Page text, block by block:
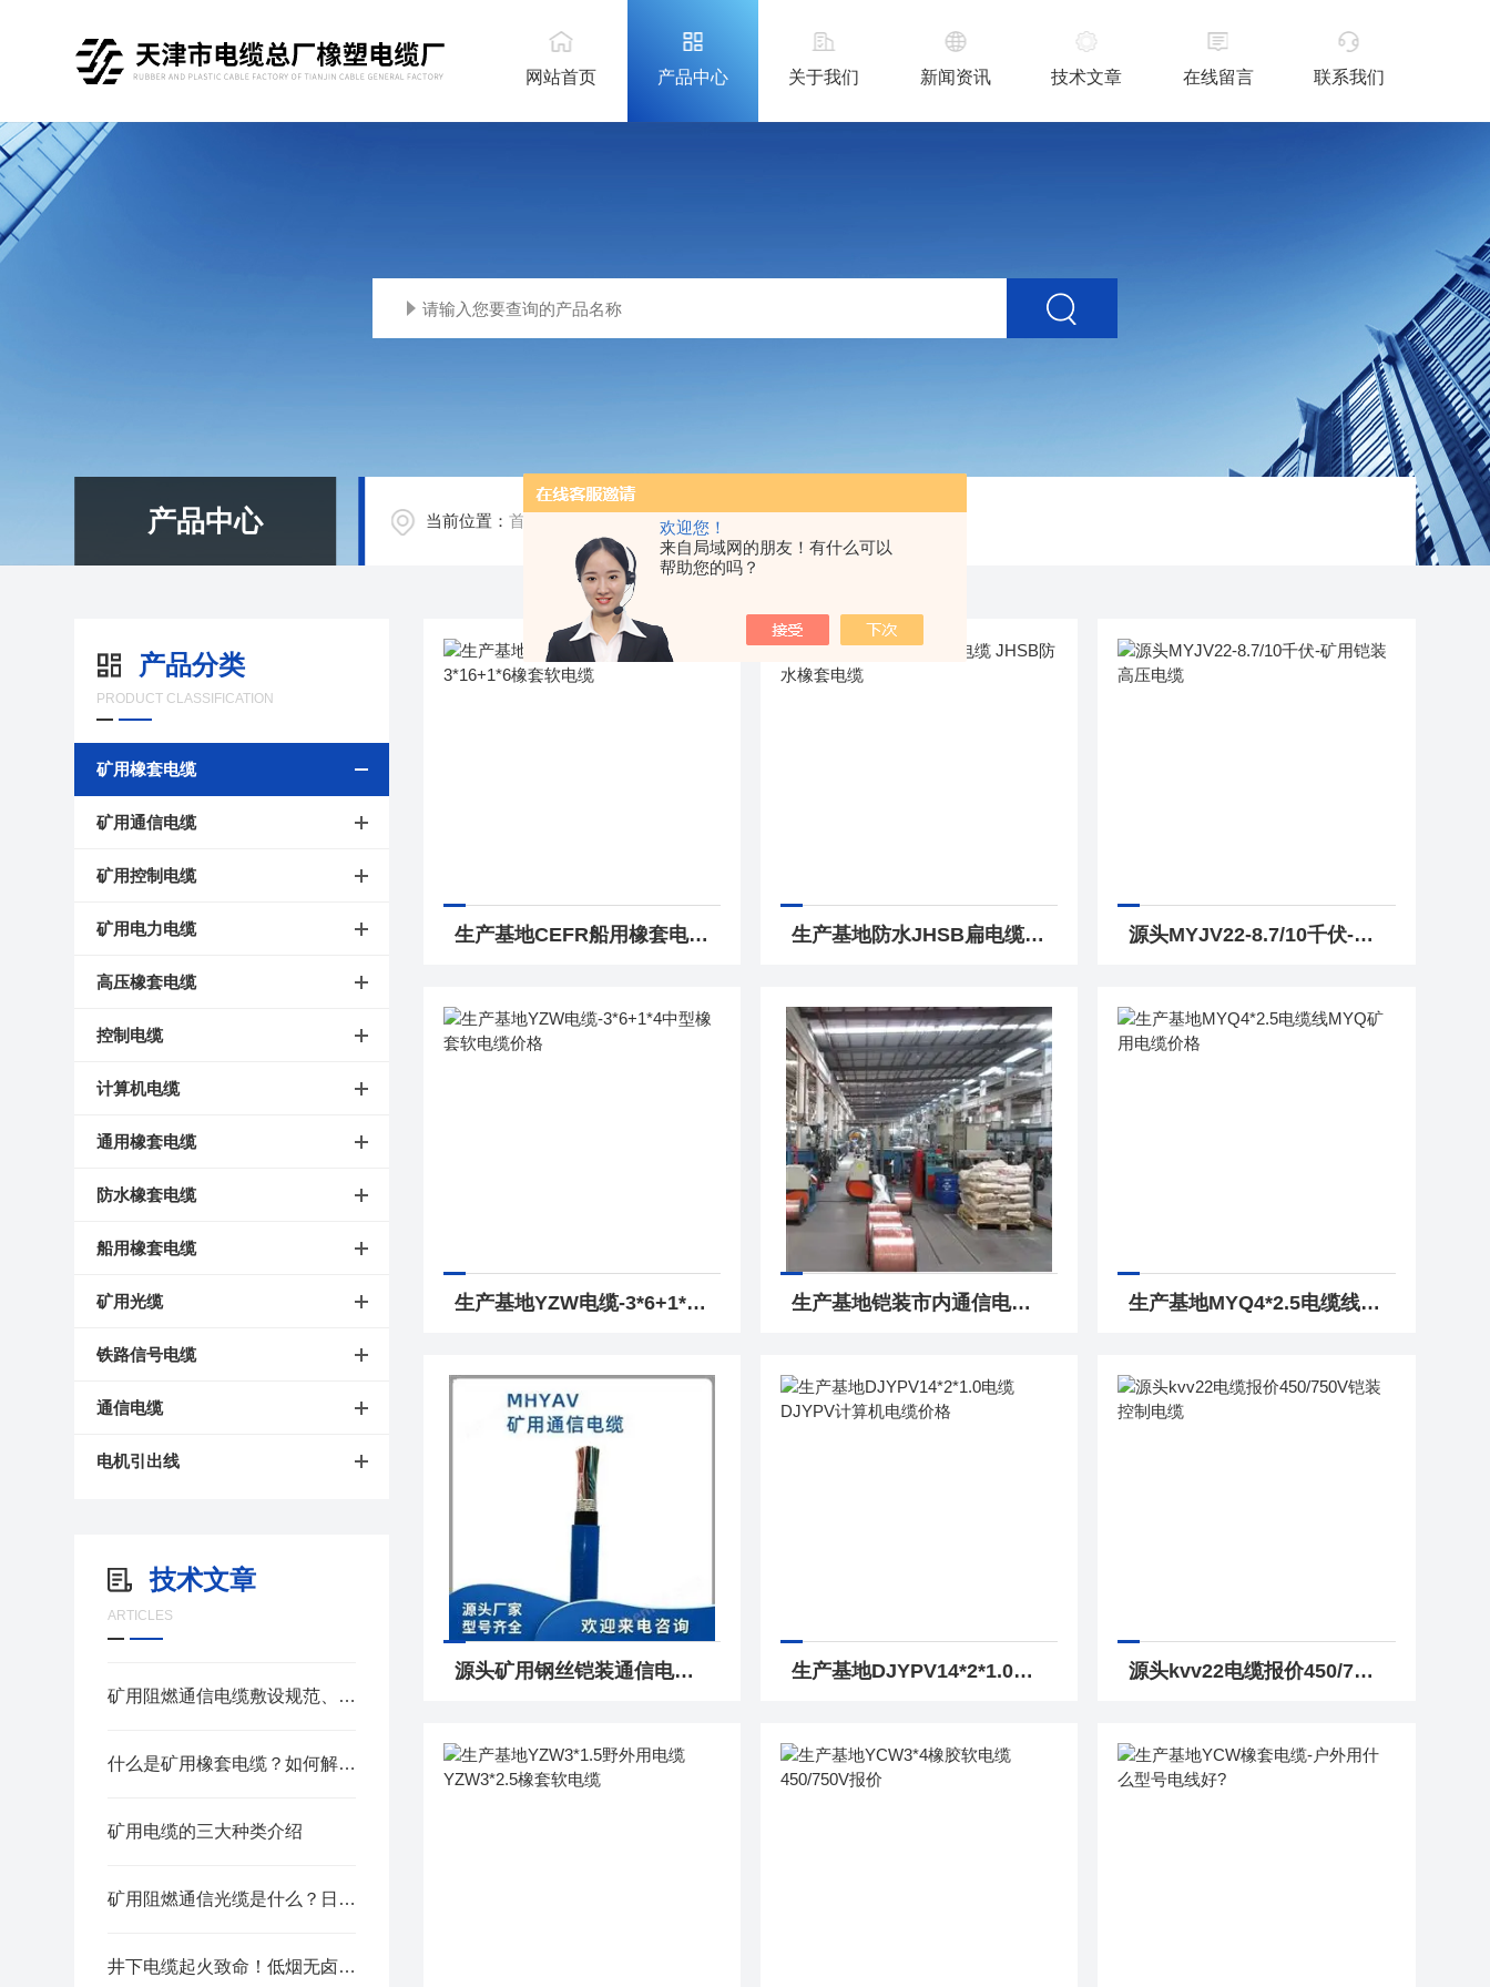
欢迎您！
来自局域网的朋友！有什么可以
帮助您的吗？
网站首页 产品中心 关于我们 新闻资讯 技术文章 在线留言 联系我们
产品中心 当前位置：首页
产品分类
PRODUCT CLASSIFICATION
矿用橡套电缆
矿用通信电缆
矿用控制电缆
矿用电力电缆
高压橡套电缆
控制电缆
计算机电缆
通用橡套电缆
防水橡套电缆
船用橡套电缆
矿用光缆
铁路信号电缆
通信电缆
电机引出线
技术文章
ARTICLES
矿用阻燃通信电缆敷设规范、日常巡检与老化判定方法
什么是矿用橡套电缆？如何解决井下电磁干扰难题
矿用电缆的三大种类介绍
矿用阻燃通信光缆是什么？日常维护与防护要点
井下电缆起火致命！低烟无卤矿用电缆到底好在哪
生产基地CEFR船用橡套电缆 3*16+1*6橡套软电缆 生产基地防水JHSB扁电缆 JHSB防水橡套电缆 源头MYJV22-8.7/10千伏-矿用铠装高压电缆
生产基地YZW电缆-3*6+1*4中型橡套软电缆价格 生产基地铠装市内通信电缆HYA22 100×2×0.5 价格 生产基地MYQ4*2.5电缆线MYQ矿用电缆价格
源头矿用钢丝铠装通信电缆MHYA32-30*2*0.7价格 生产基地DJYPV14*2*1.0电缆 DJYPV计算机电缆价格 源头kvv22电缆报价450/750V铠装控制电缆